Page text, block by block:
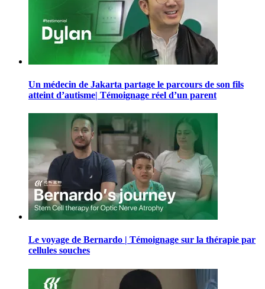
Un médecin de Jakarta partage le parcours de son fils
atteint d’autisme| Témoignage réel d’un parent
Le voyage de Bernardo | Témoignage sur la thérapie par
cellules souches